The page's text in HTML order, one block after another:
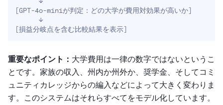
[GPT-4o-miniが判定：どの大学が費用対効果が高いか]
[損益分岐点を含む比較結果を表示]
重要なポイント： 大学費用は一律の数字ではないというこ
とです。家族の収入、州内か州外か、奨学金、そしてコミ
ュニティカレッジからの編入などによって大きく変わりま
す。このシステムはそれらすべてをモデル化しています。